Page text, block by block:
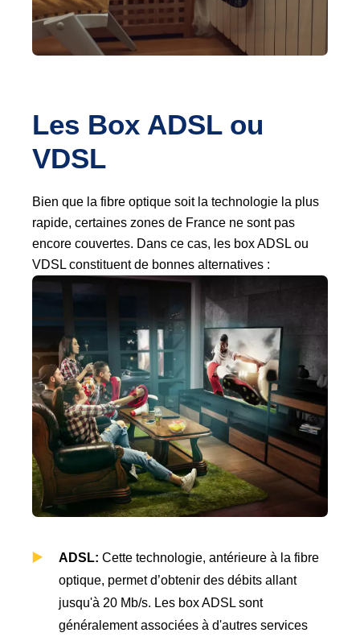
Les Box ADSL ou
VDSL
Bien que la fibre optique soit la technologie la plus
rapide, certaines zones de France ne sont pas
encore couvertes. Dans ce cas, les box ADSL ou
VDSL constituent de bonnes alternatives :
ADSL: Cette technologie, antérieure à la fibre
optique, permet d’obtenir des débits allant
jusqu'à 20 Mb/s. Les box ADSL sont
généralement associées à d'autres services